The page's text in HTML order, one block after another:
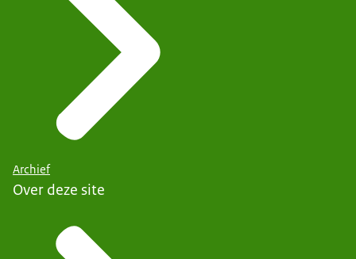
Archief
Over deze site